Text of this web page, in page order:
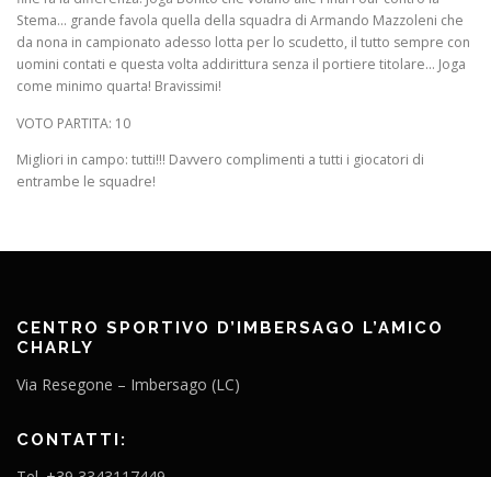
Stema… grande favola quella della squadra di Armando Mazzoleni che
da nona in campionato adesso lotta per lo scudetto, il tutto sempre con
uomini contati e questa volta addirittura senza il portiere titolare… Joga
come minimo quarta! Bravissimi!
VOTO PARTITA: 10
Migliori in campo: tutti!!! Davvero complimenti a tutti i giocatori di
entrambe le squadre!
CENTRO SPORTIVO D’IMBERSAGO L’AMICO
CHARLY
Via Resegone – Imbersago (LC)
CONTATTI: